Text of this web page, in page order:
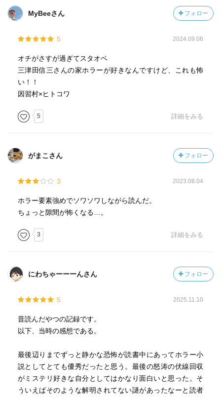
MyBeeさん フォロー
5 2024.09.06
オチがさすが過ぎてスタオベ
三津田信三さんの家ホラーが好きなんですけど、これも怖
い！！
因習村×ヒトコワ
5 詳細をみる
がまこさん フォロー
3 2023.08.04
ホラー要素強めでソワソワしながら読んだ。
ちょっと隙間が怖くなる…。
3 詳細をみる
にわちゃーーーんさん フォロー
5 2025.11.10
昔読んだやつの記録です。
以下、当時の感想である。
最後辺りまでずっと静かな恐怖が読書中にあってホラー小
説としてとても優秀だったと思う。最後の怒涛の伏線回収
がミステリ好きな自分としてはかなり面白いと思った。そ
ういえばそのような解明されてない謎があったなーと読者